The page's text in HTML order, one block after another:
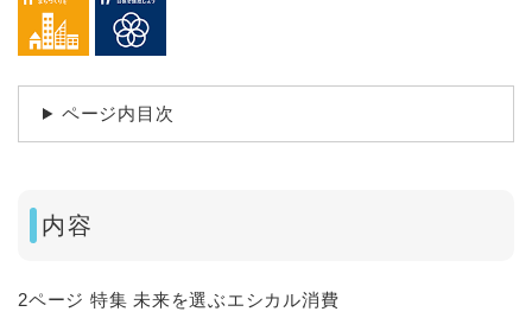
ページ内目次
内容
2ページ 特集 未来を選ぶエシカル消費